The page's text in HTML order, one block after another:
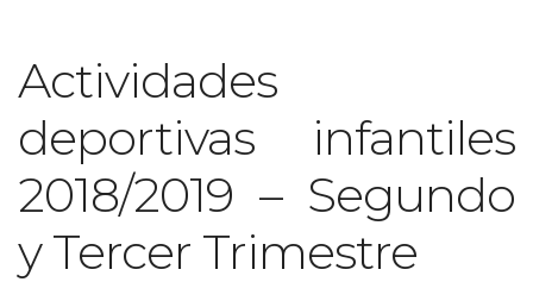
Actividades
deportivas infantiles
2018/2019 – Segundo
y Tercer Trimestre